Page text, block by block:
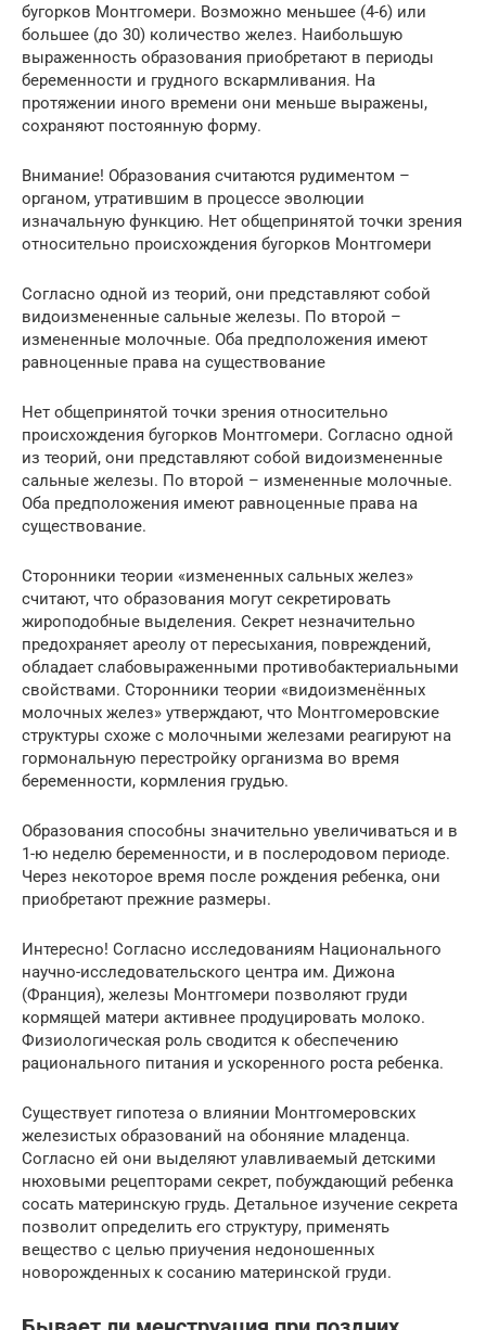
бугорков Монтгомери. Возможно меньшее (4-6) или
большее (до 30) количество желез. Наибольшую
выраженность образования приобретают в периоды
беременности и грудного вскармливания. На
протяжении иного времени они меньше выражены,
сохраняют постоянную форму.
Внимание! Образования считаются рудиментом –
органом, утратившим в процессе эволюции
изначальную функцию. Нет общепринятой точки зрения
относительно происхождения бугорков Монтгомери
Согласно одной из теорий, они представляют собой
видоизмененные сальные железы. По второй –
измененные молочные. Оба предположения имеют
равноценные права на существование
Нет общепринятой точки зрения относительно
происхождения бугорков Монтгомери. Согласно одной
из теорий, они представляют собой видоизмененные
сальные железы. По второй – измененные молочные.
Оба предположения имеют равноценные права на
существование.
Сторонники теории «измененных сальных желез»
считают, что образования могут секретировать
жироподобные выделения. Секрет незначительно
предохраняет ареолу от пересыхания, повреждений,
обладает слабовыраженными противобактериальными
свойствами. Сторонники теории «видоизменённых
молочных желез» утверждают, что Монтгомеровские
структуры схоже с молочными железами реагируют на
гормональную перестройку организма во время
беременности, кормления грудью.
Образования способны значительно увеличиваться и в
1-ю неделю беременности, и в послеродовом периоде.
Через некоторое время после рождения ребенка, они
приобретают прежние размеры.
Интересно! Согласно исследованиям Национального
научно-исследовательского центра им. Дижона
(Франция), железы Монтгомери позволяют груди
кормящей матери активнее продуцировать молоко.
Физиологическая роль сводится к обеспечению
рационального питания и ускоренного роста ребенка.
Существует гипотеза о влиянии Монтгомеровских
железистых образований на обоняние младенца.
Согласно ей они выделяют улавливаемый детскими
нюховыми рецепторами секрет, побуждающий ребенка
сосать материнскую грудь. Детальное изучение секрета
позволит определить его структуру, применять
вещество с целью приучения недоношенных
новорожденных к сосанию материнской груди.